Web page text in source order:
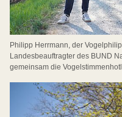
Philipp Herrmann, der
Landesbeauftragter des BUND
gemeinsam die